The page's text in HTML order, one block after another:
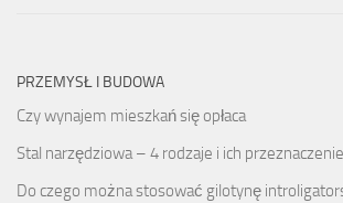
PRZEMYSŁ I BUDOWA
Czy wynajem mieszkań się opłaca
Stal narzędziowa – 4 rodzaje i ich przeznaczenie
Do czego można stosować gilotynę